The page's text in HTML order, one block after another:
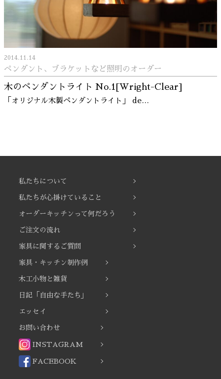
2014.11.14
ペンダント、ブラケットなど照明のオーダー
木のペンダントライト No.1[Wright-Clear]
「オリジナル木製ペンダントライト」 de…
私たちについて
私たちが心掛けていること
オーダーキッチンって何だろう
ご注文の流れ
家具に関するご質問
家具・キッチン制作例
木工小物と雑貨
日記「自由な手たち」
エッセイ
お問い合わせ
INSTAGRAM
FACEBOOK